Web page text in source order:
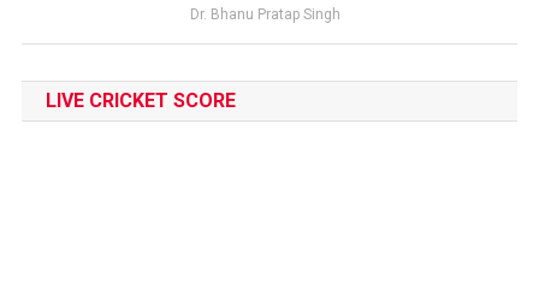
Dr. Bhanu Pratap Singh
LIVE CRICKET SCORE